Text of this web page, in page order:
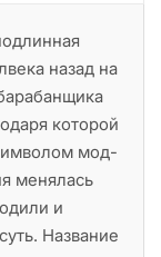
назад на
которой
мод-
менялась
и
Название